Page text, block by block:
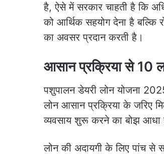
है, ऐसे में सरकार चाहती है कि
को आर्थिक सहयोग देना है बल्कि
का अवसर प्रदान करती है।
आसान प्रक्रिया से 10
पशुपालन डेयरी लोन योजना
लोन आसान प्रक्रिया के जरिए
व्यवसाय शुरू करने का बोझ आधा
लोन की अदायगी के लिए पांच से